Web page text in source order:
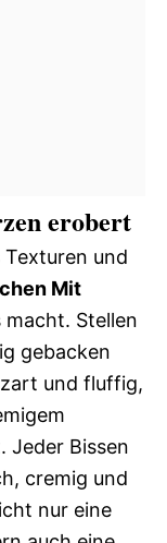
erobert
und
Mit
macht. Stellen
gebacken
und fluffig,
Jeder Bissen
cremig und
nur eine